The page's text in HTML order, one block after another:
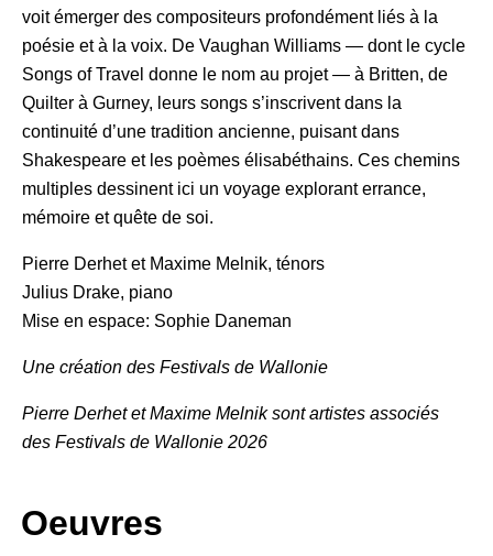
voit émerger des compositeurs profondément liés à la
poésie et à la voix. De Vaughan Williams — dont le cycle
Songs of Travel donne le nom au projet — à Britten, de
Quilter à Gurney, leurs songs s’inscrivent dans la
continuité d’une tradition ancienne, puisant dans
Shakespeare et les poèmes élisabéthains. Ces chemins
multiples dessinent ici un voyage explorant errance,
mémoire et quête de soi.
Pierre Derhet et Maxime Melnik, ténors
Julius Drake, piano
Mise en espace: Sophie Daneman
Une création des Festivals de Wallonie
Pierre Derhet et Maxime Melnik sont artistes associés
des Festivals de Wallonie 2026
Oeuvres